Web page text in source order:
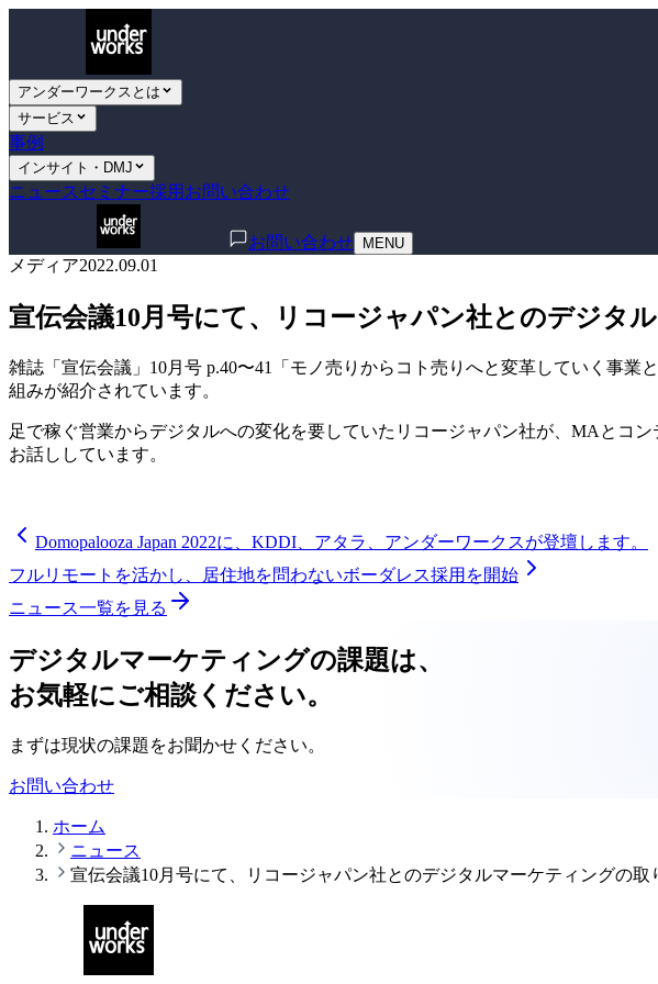
アンダーワークスとは
サービス
事例
インサイト・DMJ
ニュース セミナー採用 お問い合わせ
お問い合わせ MENU
メディア2022.09.01
宣伝会議10月号にて、リコージャパン社とのデジタ
雑誌「宣伝会議」10月号 p.40〜41「モノ売りからコト売りへと変革していく事
組みが紹介されています。
足で稼ぐ営業からデジタルへの変化を要していたリコージャパン社が、MAとコ
お話ししています。
Domopalooza Japan 2022に、KDDI、アタラ、アンダーワークスが登壇します。
フルリモートを活かし、居住地を問わないボーダレス採用を開始
ニュース一覧を見る
デジタルマーケティングの課題は、
お気軽にご相談ください。
まずは現状の課題をお聞かせください。
お問い合わせ
ホーム
ニュース
宣伝会議10月号にて、リコージャパン社とのデジタルマーケティングの取